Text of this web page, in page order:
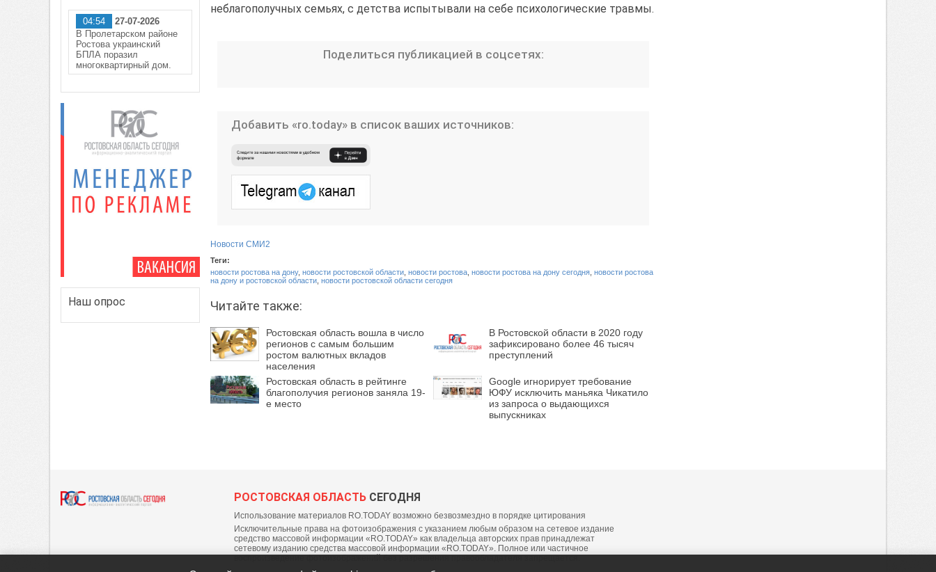
неблагополучных семьях, с детства испытывали на себе психологические травмы.
Поделиться публикацией в соцсетях:
Добавить «ro.today» в список ваших источников:
Новости СМИ2
Теги:
новости ростова на дону, новости ростовской области, новости ростова, новости ростова на дону сегодня, новости ростова
на дону и ростовской области, новости ростовской области сегодня
Читайте также:
Ростовская область вошла в число
регионов с самым большим
ростом валютных вкладов
населения
В Ростовской области в 2020 году
зафиксировано более 46 тысяч
преступлений
Ростовская область в рейтинге
благополучия регионов заняла 19-
е место
Google игнорирует требование
ЮФУ исключить маньяка Чикатило
из запроса о выдающихся
выпускниках
04:54
27-07-2026
В Пролетарском районе
Ростова украинский
БПЛА поразил
многоквартирный дом.
Наш опрос
РОСТОВСКАЯ ОБЛАСТЬ СЕГОДНЯ
Использование материалов RO.TODAY возможно безвозмездно в порядке цитирования
Исключительные права на фотоизображения с указанием любым образом на сетевое издание
средство массовой информации «RO.TODAY» как владельца авторских прав принадлежат
сетевому изданию средства массовой информации «RO.TODAY». Полное или частичное